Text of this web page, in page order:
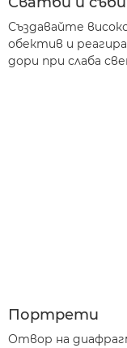
Създавайте
обектив и
дори при слаба
Портрети
Отвор на